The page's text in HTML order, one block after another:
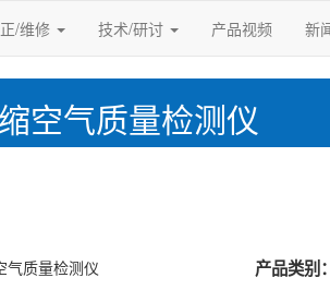
/维修 技术/研讨 产品视频 新
空气质量检测仪
产品类别